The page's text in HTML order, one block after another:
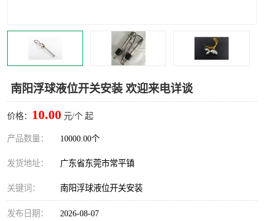
南阳浮球液位开关安装 欢迎来电详谈
价格： 10.00 元/个 起
产品数量： 10000.00个
发货地址： 广东省东莞市常平镇
关键词： 南阳浮球液位开关安装
发布日期： 2026-08-07